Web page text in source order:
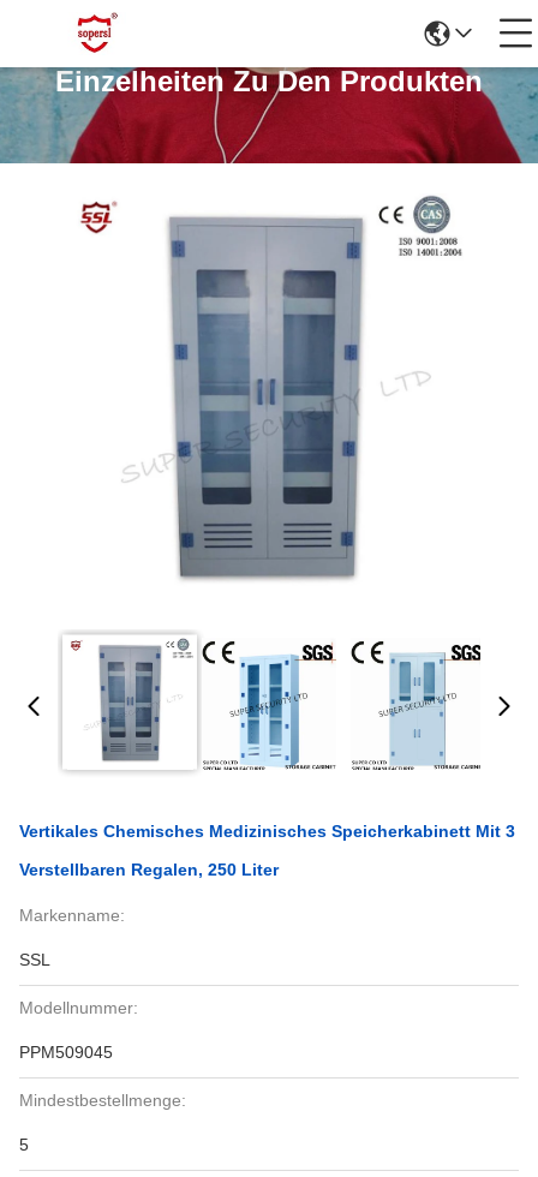
Einzelheiten Zu Den Produkten
Vertikales Chemisches Medizinisches Speicherkabinett Mit 3
Verstellbaren Regalen, 250 Liter
Markenname:
SSL
Modellnummer:
PPM509045
Mindestbestellmenge:
5